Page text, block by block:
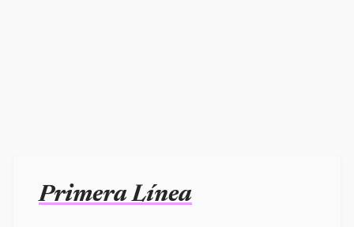
Primera Línea